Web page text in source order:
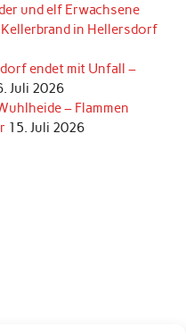
und elf Erwachsene
in Hellersdorf
endet mit Unfall –
Juli 2026
– Flammen
15. Juli 2026